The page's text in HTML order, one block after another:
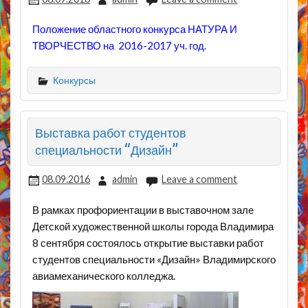
Положение областного конкурса НАТУРА И
ТВОРЧЕСТВО на 2016-2017 уч. год.
Конкурсы
Выставка работ студентов
специальности “Дизайн”
08.09.2016 admin Leave a comment
В рамках профориентации в выставочном зале
Детской художественной школы города Владимира
8 сентября состоялось открытие выставки работ
студентов специальности «Дизайн» Владимирского
авиамеханического колледжа.